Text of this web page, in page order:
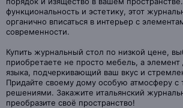
функциональность и эстетику, этот
органично вписаться в интерьер с
современности.
Купить журнальный стол по низкой цене,
приобретаете не просто мебель, а элемент
языка, подчеркивающий ваш вкус и
Придайте своему дому особую атмосферу с
решениями. Закажите итальянский
преобразите своё пространство!